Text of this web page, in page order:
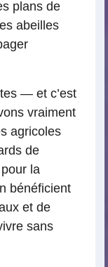
plans de
abeilles
— et c’est
vraiment
agricoles
de
la
bénéficient
et de
sans